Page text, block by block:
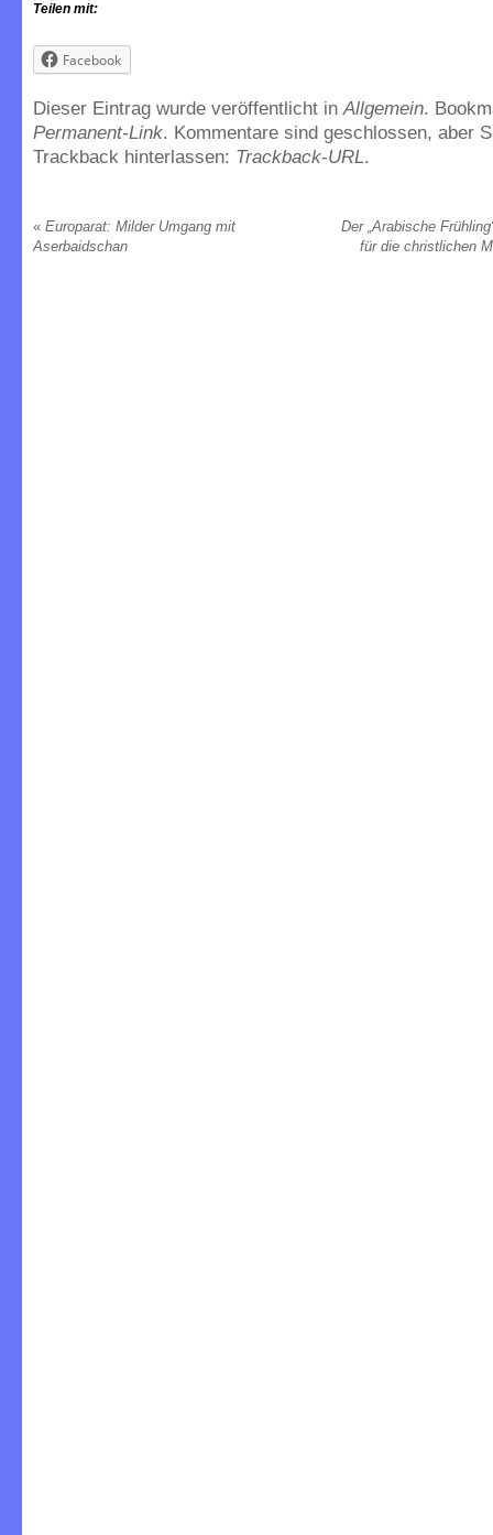
Teilen mit:
Facebook
Dieser Eintrag wurde veröffentlicht inAllgemein.
Permanent-Link. Kommentare sind geschlossen, aber
Trackback hinterlassen: Trackback-URL.
« Europarat: Milder Umgang mit
Aserbaidschan
Der „Arabische
für die christlichen